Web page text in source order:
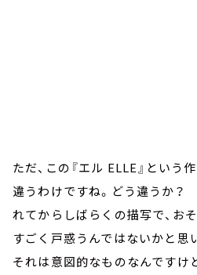
ただ、この『エル ELLE』という
違うわけですね。どう違うか？
れてからしばらくの描写で、お
すごく戸惑うんではないかと思
それは意図的なものなんですけ